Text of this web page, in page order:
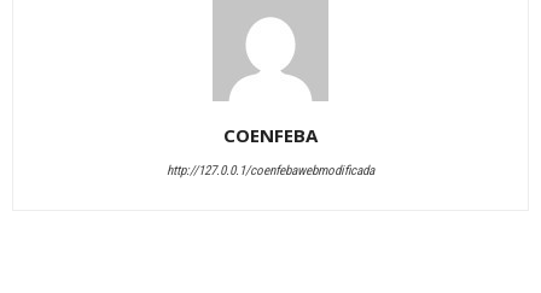
COENFEBA
http://127.0.0.1/coenfebawebmodificada